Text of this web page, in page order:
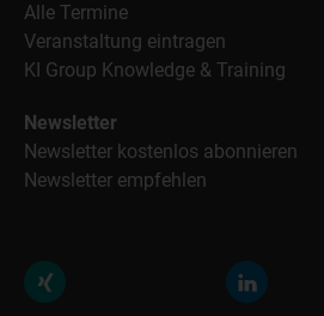
Alle Termine
Veranstaltung eintragen
KI Group Knowledge & Training
Newsletter
Newsletter kostenlos abonnieren
Newsletter empfehlen